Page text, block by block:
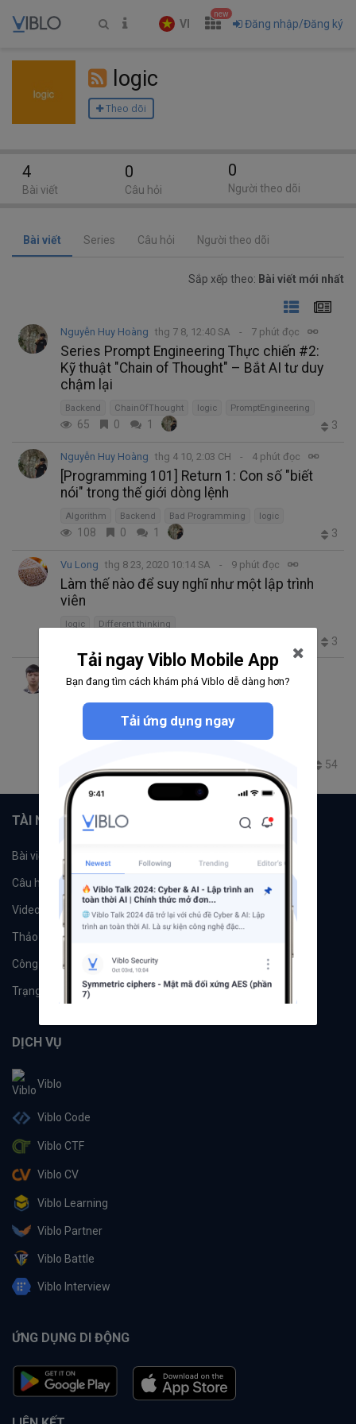
VI
new
Đăng nhập/Đăng ký
logic
Theo dõi
Bài viết Series Câu hỏi Người theo dõi
Sắp xếp theo: Bài viết mới nhất
Nguyễn Huy Hoàng thg 7 8, 12:40 SA 7 phút đọc
Series Prompt Engineering Thực chiến #2:
Kỹ thuật "Chain of Thought" – Bắt AI tư duy
chậm lại
Backend ChainOfThought logic PromptEngineering
65 0 1 3
Nguyễn Huy Hoàng thg 4 10, 2:03 CH 4 phút đọc
[Programming 101] Return 1: Con số "biết
nói" trong thế giới dòng lệnh
Algorithm Backend Bad Programming logic
108 0 1 3
Vu Long thg 8 23, 2020 10:14 SA 9 phút đọc
Làm thế nào để suy nghĩ như một lập trình
viên
logic Different thinking
3
Nguyen Duc Anh Tuan
thg 2 16, 2020 3:43 CH
7 phút đọc
Trending thg 2 27, 2020 3:27 CH
Bớt if/else đi để code sạch hơn
54
4
Bài viết
0
Câu hỏi
0
Người theo dõi
TÀI NGUYÊN
Bài viết
Câu hỏi
Videos Tác giả
Thảo luận
Công cụ
Trạng thái hệ thống
DỊCH VỤ
Viblo
Viblo Code
Viblo CTF
Viblo CV
Viblo Learning
Viblo Partner
Viblo Battle
Viblo Interview
ỨNG DỤNG DI ĐỘNG
Tải ngay Viblo Mobile App
Bạn đang tìm cách khám phá Viblo dễ dàng hơn?
Tải ứng dụng ngay